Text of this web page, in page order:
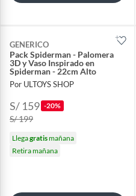
GENERICO
Pack Spiderman - Palomera
3D y Vaso Inspirado en
Spiderman - 22cm Alto
Por ULTOYS SHOP
S/ 159 -20%
S/ 199
Llegagratismañana
Retira mañana